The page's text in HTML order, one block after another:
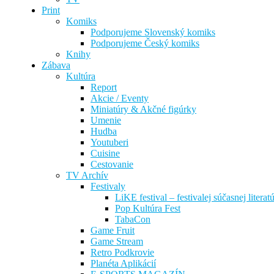
Print
Komiks
Podporujeme Slovenský komiks
Podporujeme Český komiks
Knihy
Zábava
Kultúra
Report
Akcie / Eventy
Miniatúry & Akčné figúrky
Umenie
Hudba
Youtuberi
Cuisine
Cestovanie
TV Archív
Festivaly
LiKE festival – festivalej súčasnej
Pop Kultúra Fest
TabaCon
Game Fruit
Game Stream
Retro Podkrovie
Planéta Aplikácií